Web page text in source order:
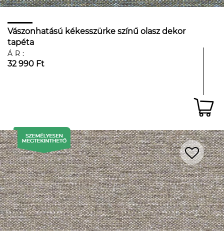
Vászonhatású kékesszürke színű olasz dekor
tapéta
ÁR:
32 990 Ft